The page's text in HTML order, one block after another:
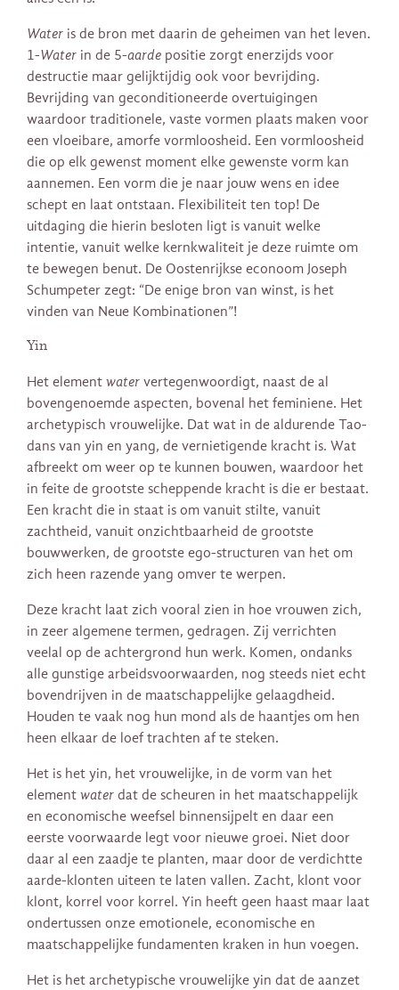
Water is de bron met daarin de geheimen van het leven.
1-Water in de 5-aarde positie zorgt enerzijds voor
destructie maar gelijktijdig ook voor bevrijding.
Bevrijding van geconditioneerde overtuigingen
waardoor traditionele, vaste vormen plaats maken voor
een vloeibare, amorfe vormloosheid. Een vormloosheid
die op elk gewenst moment elke gewenste vorm kan
aannemen. Een vorm die je naar jouw wens en idee
schept en laat ontstaan. Flexibiliteit ten top! De
uitdaging die hierin besloten ligt is vanuit welke
intentie, vanuit welke kernkwaliteit je deze ruimte om
te bewegen benut. De Oostenrijkse econoom Joseph
Schumpeter zegt: “De enige bron van winst, is het
vinden van Neue Kombinationen”!
Yin
Het element water vertegenwoordigt, naast de al
bovengenoemde aspecten, bovenal het feminiene. Het
archetypisch vrouwelijke. Dat wat in de aldurende Tao-
dans van yin en yang, de vernietigende kracht is. Wat
afbreekt om weer op te kunnen bouwen, waardoor het
in feite de grootste scheppende kracht is die er bestaat.
Een kracht die in staat is om vanuit stilte, vanuit
zachtheid, vanuit onzichtbaarheid de grootste
bouwwerken, de grootste ego-structuren van het om
zich heen razende yang omver te werpen.
Deze kracht laat zich vooral zien in hoe vrouwen zich,
in zeer algemene termen, gedragen. Zij verrichten
veelal op de achtergrond hun werk. Komen, ondanks
alle gunstige arbeidsvoorwaarden, nog steeds niet echt
bovendrijven in de maatschappelijke gelaagdheid.
Houden te vaak nog hun mond als de haantjes om hen
heen elkaar de loef trachten af te steken.
Het is het yin, het vrouwelijke, in de vorm van het
element water dat de scheuren in het maatschappelijk
en economische weefsel binnensijpelt en daar een
eerste voorwaarde legt voor nieuwe groei. Niet door
daar al een zaadje te planten, maar door de verdichtte
aarde-klonten uiteen te laten vallen. Zacht, klont voor
klont, korrel voor korrel. Yin heeft geen haast maar laat
ondertussen onze emotionele, economische en
maatschappelijke fundamenten kraken in hun voegen.
Het is het archetypische vrouwelijke yin dat de aanzet